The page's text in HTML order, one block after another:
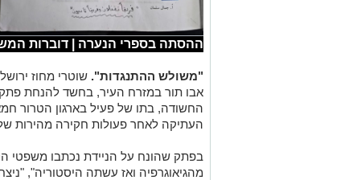
ההסתה בספרי הנערה | דוברות
"משולש ההתנגדות". שוטרי מחוז
אבו תור במזרח העיר, בחשד להנחת
החשודה, בתו של פעיל בארגון הטרור
העתיקה לאחר פעולות חקירה מהירות
בפתק שהונח על הניידת נכתבו משפטי
מהגיאוגרפיה ואז עשתה היסטוריה",